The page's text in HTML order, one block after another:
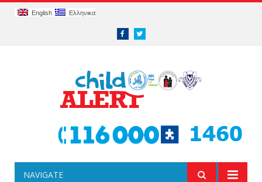
English Ελληνικα
FacebookTwitter
NAVIGATE